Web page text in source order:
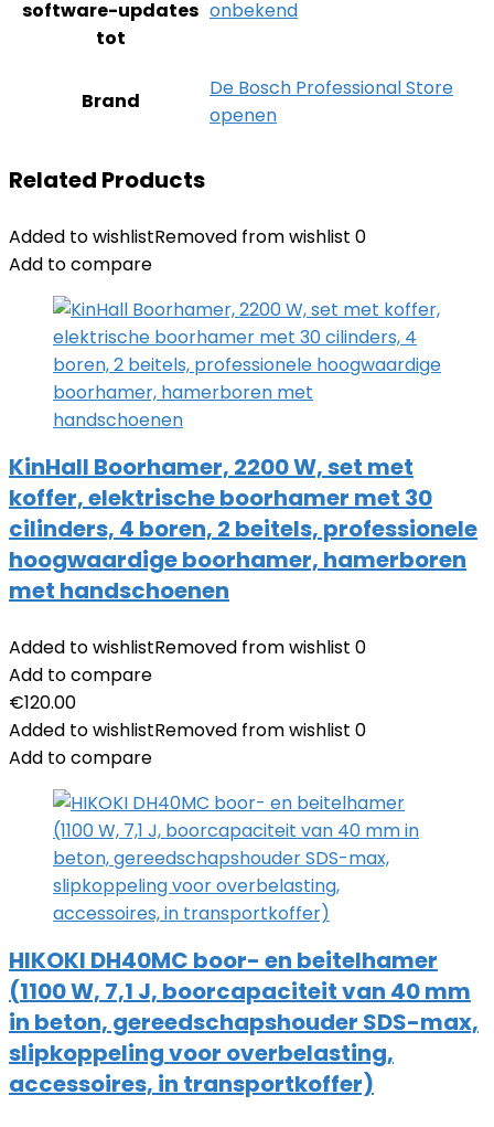
software-updates
tot
‎onbekend
Brand
De Bosch Professional Store
openen
Related Products
Added to wishlistRemoved from wishlist 0
Add to compare
KinHall Boorhamer, 2200 W, set met
koffer, elektrische boorhamer met 30
cilinders, 4 boren, 2 beitels, professionele
hoogwaardige boorhamer, hamerboren
met handschoenen
Added to wishlistRemoved from wishlist 0
Add to compare
€120.00
Added to wishlistRemoved from wishlist 0
Add to compare
HIKOKI DH40MC boor- en beitelhamer
(1100 W, 7,1 J, boorcapaciteit van 40 mm
in beton, gereedschapshouder SDS-max,
slipkoppeling voor overbelasting,
accessoires, in transportkoffer)